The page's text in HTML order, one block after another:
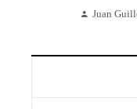
Juan